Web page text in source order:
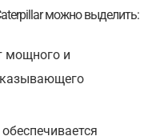
можно выделить:
мощного и